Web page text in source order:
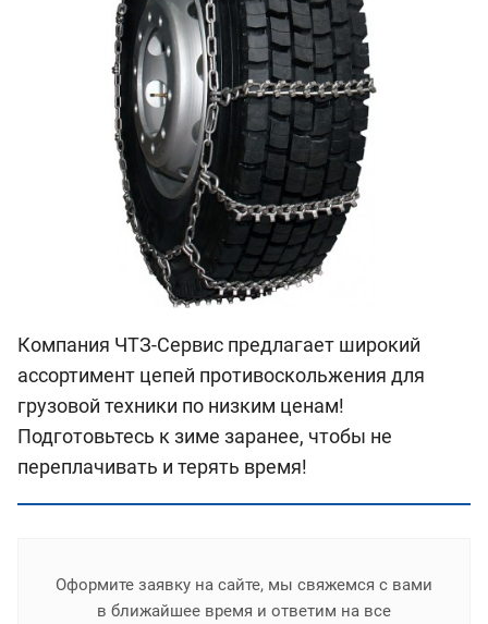
Компания ЧТЗ-Сервис предлагает широкий
ассортимент цепей противоскольжения для
грузовой техники по низким ценам!
Подготовьтесь к зиме заранее, чтобы не
переплачивать и терять время!
Оформите заявку на сайте, мы свяжемся с вами
в ближайшее время и ответим на все